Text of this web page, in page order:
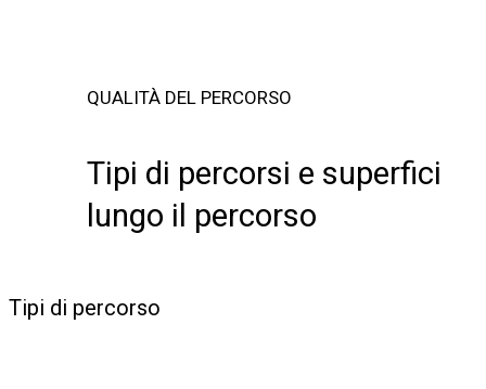
QUALITÀ DEL PERCORSO
Tipi di percorsi e superfici
lungo il percorso
Tipi di percorso